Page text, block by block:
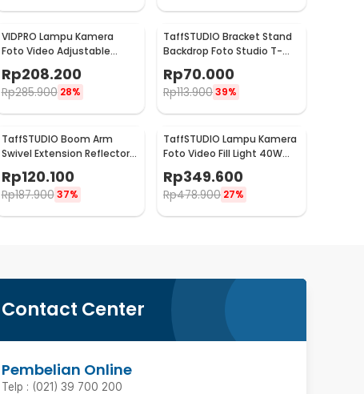
VIDPRO Lampu Kamera
Foto Video Adjustable
Studio Light Kit 416 LED 30W
- LED-416
Rp208.200
Rp285.900 28%
TaffSTUDIO Bracket Stand
Backdrop Foto Studio T-
- M138
Rp70.000
Rp113.90039%
TaffSTUDIO Boom Arm
Swivel Extension Reflector
Rp120.100
Rp187.900 37%
TaffSTUDIO Lampu Kamera
Foto Video Fill Light 40W
600 LED - U600+
Rp349.600
Rp478.900 27%
Contact Center
Pembelian Online
Telp : (021) 39 700 200